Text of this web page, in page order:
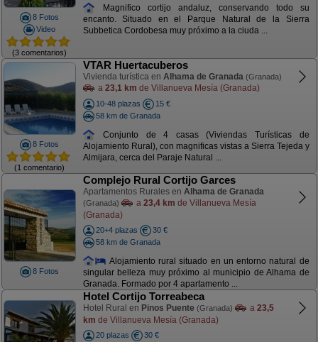
8 Fotos
Video
(3 comentarios)
Magnifico cortijo andaluz, conservando todo su
encanto. Situado en el Parque Natural de la Sierra
Subbetica Cordobesa muy próximo a la ciuda ...
8 Fotos
(1 comentario)
VTAR Huertacuberos
Vivienda turística en Alhama de Granada (Granada)
a 23,1 km de Villanueva Mesía (Granada)
10-48 plazas
15 €
58 km de Granada
Conjunto de 4 casas (Viviendas Turísticas de
Alojamiento Rural), con magnificas vistas a Sierra Tejeda y
Almijara, cerca del Paraje Natural ...
8 Fotos
Complejo Rural Cortijo Garces
Apartamentos Rurales en Alhama de Granada
(Granada) a 23,4 km de Villanueva Mesía
(Granada)
20+4 plazas
30 €
58 km de Granada
Alojamiento rural situado en un entorno natural de
singular belleza muy próximo al municipio de Alhama de
Granada. Formado por 4 apartamento ...
Hotel Cortijo Torreabeca
Hotel Rural en Pinos Puente (Granada) a 23,5
km de Villanueva Mesía (Granada)
20 plazas
30 €